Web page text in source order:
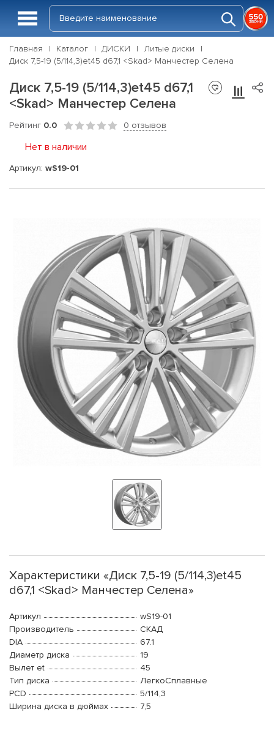
Главная Каталог ДИСКИ
Литые диски
Диск 7,5-19 (5/114,3)et45 d67,1 <Skad> Манчестер Селена
Диск 7,5-19 (5/114,3)et45 d67,1
<Skad> Манчестер Селена
Рейтинг 0.0 0 отзывов
Нет в наличии
Артикул: wS19-01
Характеристики «Диск 7,5-19 (5/114,3)et45
d67,1 <Skad> Манчестер Селена»
Артикул
wS19-01
Производитель
СКАД
DIA
67.1
Диаметр диска
19
Вылет et
45
Тип диска
ЛегкоСплавные
PCD
5/114,3
Ширина диска в дюймах
7,5